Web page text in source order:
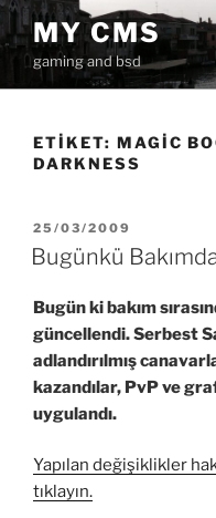
İçeriğe
geç MY CMS
gaming and bsd
ETIKET: MAGIC
DARKNESS
YAYIM
TARIHI
25/03/2009
Bugünkü
Bugün ki bakım
güncellendi. Serbest
adlandırılmış
kazandılar, PvP ve
uygulandı.
Yapılan değişiklikler
tıklayın.